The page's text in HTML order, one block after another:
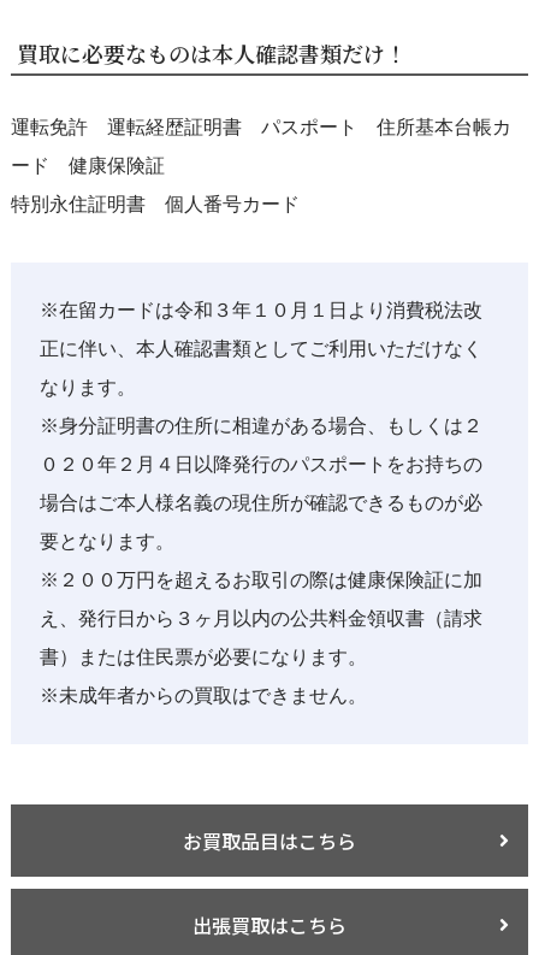
買取に必要なものは本人確認書類だけ！
運転免許 運転経歴証明書 パスポート 住所基本台帳カ
ード 健康保険証
特別永住証明書 個人番号カード
※在留カードは令和３年１０月１日より消費税法改
正に伴い、本人確認書類としてご利用いただけなく
なります。
※身分証明書の住所に相違がある場合、もしくは２
０２０年２月４日以降発行のパスポートをお持ちの
場合はご本人様名義の現住所が確認できるものが必
要となります。
※２００万円を超えるお取引の際は健康保険証に加
え、発行日から３ヶ月以内の公共料金領収書（請求
書）または住民票が必要になります。
※未成年者からの買取はできません。
お買取品目はこちら
出張買取はこちら